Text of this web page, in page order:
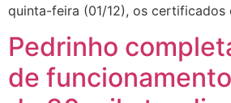
quinta-feira (01/12), os
Pedrinho
de